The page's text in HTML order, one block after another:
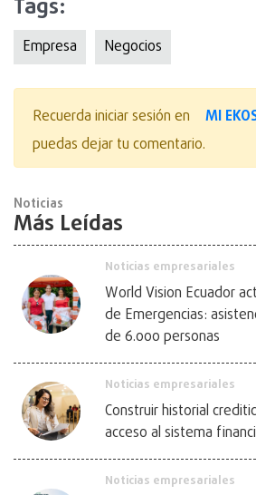
Tags:
Empresa Negocios
Recuerda iniciar sesión en MI
puedas dejar tu comentario.
Noticias
Más Leídas
Noticias empresariales
World Vision Ecuador
de Emergencias:
de 6.000 personas
Noticias empresariales
Construir historial
acceso al sistema
Noticias empresariales